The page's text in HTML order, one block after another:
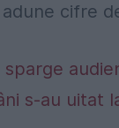
cifre